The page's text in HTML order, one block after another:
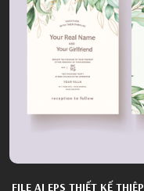
FILE AI EPS THIẾT KẾ